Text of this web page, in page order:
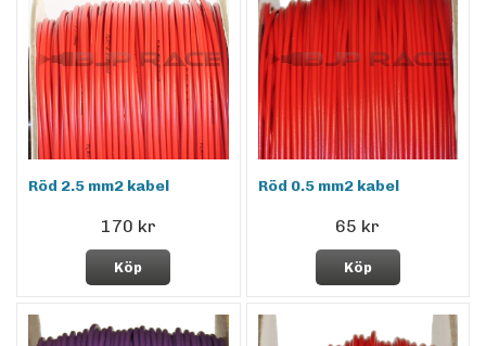
Röd 2.5 mm2 kabel
170 kr
Köp
Röd 0.5 mm2 kabel
65 kr
Köp